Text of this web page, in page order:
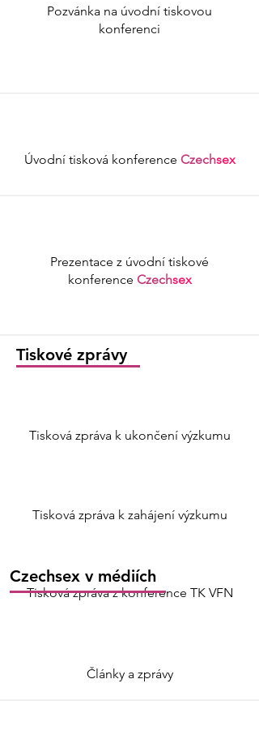
Pozvánka na úvodní tiskovou
konferenci
Úvodní tisková konference Czechsex
Prezentace z úvodní tiskové
konference Czechsex
Tiskové zprávy
Tisková zpráva k ukončení výzkumu
Tisková zpráva k zahájení výzkumu
Tisková zpráva z konference TK VFN
Czechsex v médiích
Články a zprávy